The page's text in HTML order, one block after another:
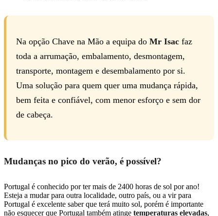
Na opção Chave na Mão a equipa do Mr Isac faz
toda a arrumação, embalamento, desmontagem,
transporte, montagem e desembalamento por si.
Uma solução para quem quer uma mudança rápida,
bem feita e confiável, com menor esforço e sem dor
de cabeça.
Mudanças no pico do verão, é possível?
Portugal é conhecido por ter mais de 2400 horas de sol por ano!
Esteja a mudar para outra localidade, outro país, ou a vir para
Portugal é excelente saber que terá muito sol, porém é importante
não esquecer que Portugal também atinge temperaturas elevadas,